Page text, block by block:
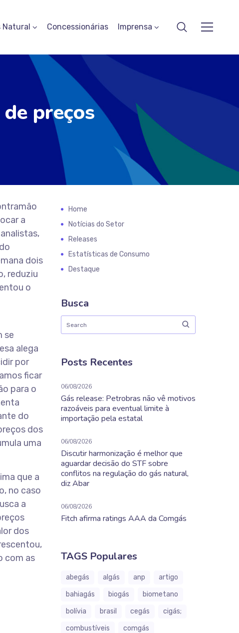
Natural Concessionárias Imprensa
preços
a
dois
reduziu
o
se
alega
por
ficar
para o
do
dos
uma
que a
no caso
a
dos
com as
Home
Notícias do Setor
Releases
Estatísticas de Consumo
Destaque
Busca
Posts Recentes
06/08/2026
Gás release: Petrobras não vê motivos
razoáveis para eventual limite à
importação pela estatal
06/08/2026
Discutir harmonização é melhor que
aguardar decisão do STF sobre
conflitos na regulação do gás natural,
diz Abar
06/08/2026
Fitch afirma ratings AAA da Comgás
TAGS Populares
abegás algás anp
artigo
bahiagás
biogás
biometano
bolívia
brasil cegás
cigás;
combustíveis
comgás